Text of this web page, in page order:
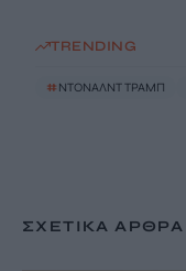
TRENDING
# ΝΤΟΝΑΛΝΤ ΤΡΑΜΠ
ΣΧΕΤΙΚΆ ΆΡΘΡΑ